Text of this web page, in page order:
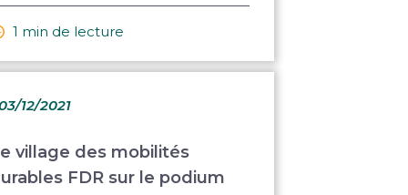
1 min de lecture
12/2021
village des mobilités
FDR sur le podium